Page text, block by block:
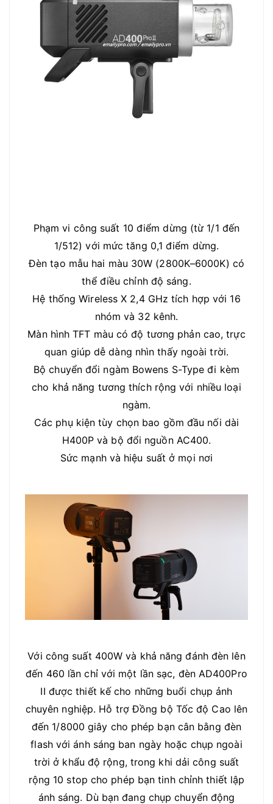
Phạm vi công suất 10 điểm dừng (từ 1/1 đến
1/512) với mức tăng 0,1 điểm dừng.
Đèn tạo mẫu hai màu 30W (2800K–6000K) có
thể điều chỉnh độ sáng.
Hệ thống Wireless X 2,4 GHz tích hợp với 16
nhóm và 32 kênh.
Màn hình TFT màu có độ tương phản cao, trực
quan giúp dễ dàng nhìn thấy ngoài trời.
Bộ chuyển đổi ngàm Bowens S-Type đi kèm
cho khả năng tương thích rộng với nhiều loại
ngàm.
Các phụ kiện tùy chọn bao gồm đầu nối dài
H400P và bộ đổi nguồn AC400.
Sức mạnh và hiệu suất ở mọi nơi
Với công suất 400W và khả năng đánh đèn lên
đến 460 lần chỉ với một lần sạc, đèn AD400Pro
II được thiết kế cho những buổi chụp ảnh
chuyên nghiệp. Hỗ trợ Đồng bộ Tốc độ Cao lên
đến 1/8000 giây cho phép bạn cân bằng đèn
flash với ánh sáng ban ngày hoặc chụp ngoài
trời ở khẩu độ rộng, trong khi dải công suất
rộng 10 stop cho phép bạn tinh chỉnh thiết lập
ánh sáng. Dù bạn đang chụp chuyển động